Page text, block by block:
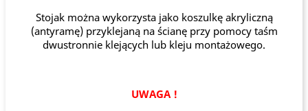
Stojak można wykorzysta jako koszulkę akryliczną
(antyramę) przyklejaną na ścianę przy pomocy taśm
dwustronnie klejących lub kleju montażowego.
UWAGA !